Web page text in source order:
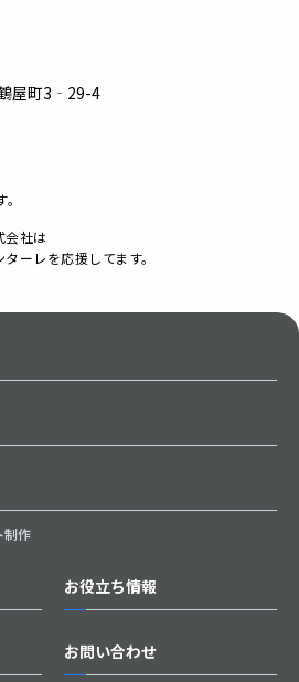
屋町3‐29-4
会社は
ーレを応援してます。
制作
お役立ち情報
お問い合わせ